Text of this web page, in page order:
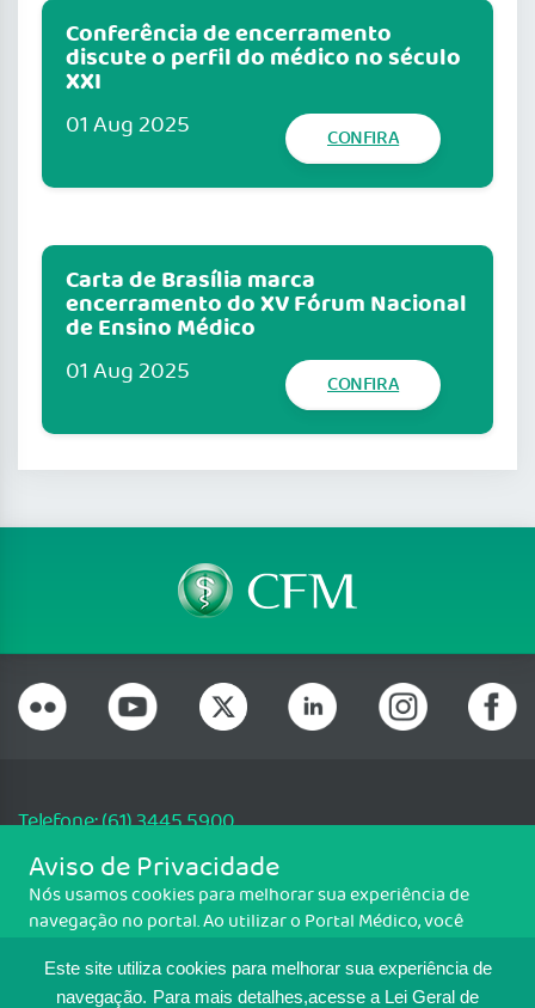
Este site utiliza cookies para melhorar sua experiência de
navegação. Para mais detalhes,acesse a Lei Geral de
Conferência de encerramento
discute o perfil do médico no século
XXI
01 Aug 2025 CONFIRA
Carta de Brasília marca
encerramento do XV Fórum Nacional
de Ensino Médico
01 Aug 2025 CONFIRA
Telefone: (61) 3445 5900
Email: cfm@portalmedico.org.br
SGAS 616, Conjunto D, Lote 115, L2 Sul, Brasília/DF - CEP: 70200-760 -
CNPJ: 33.583.550/0001-30
Aviso de Privacidade
Nós usamos cookies para melhorar sua experiência de
navegação no portal. Ao utilizar o Portal Médico, você
Para ter mais informações sobre como isso é feito, acesse
Política de cookies. Se você concorda, clique em ACEITO.